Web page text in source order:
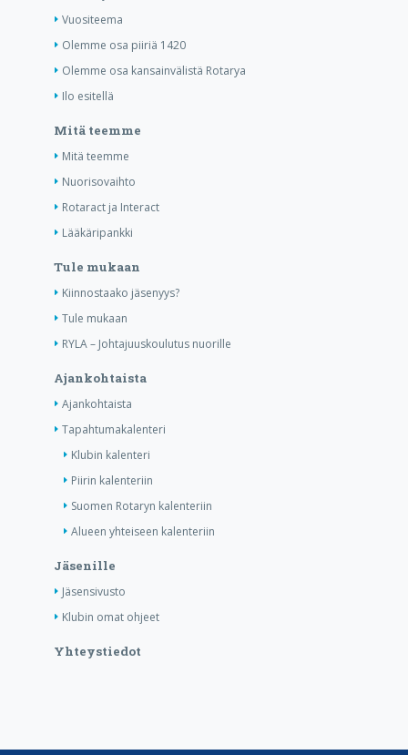
Vuositeema
Olemme osa piiriä 1420
Olemme osa kansainvälistä Rotarya
Ilo esitellä
Mitä teemme
Mitä teemme
Nuorisovaihto
Rotaract ja Interact
Lääkäripankki
Tule mukaan
Kiinnostaako jäsenyys?
Tule mukaan
RYLA – Johtajuuskoulutus nuorille
Ajankohtaista
Ajankohtaista
Tapahtumakalenteri
Klubin kalenteri
Piirin kalenteriin
Suomen Rotaryn kalenteriin
Alueen yhteiseen kalenteriin
Jäsenille
Jäsensivusto
Klubin omat ohjeet
Yhteystiedot